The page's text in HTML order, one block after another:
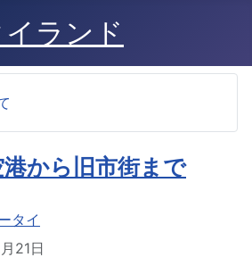
ランド
から旧市街まで
タイ
21日